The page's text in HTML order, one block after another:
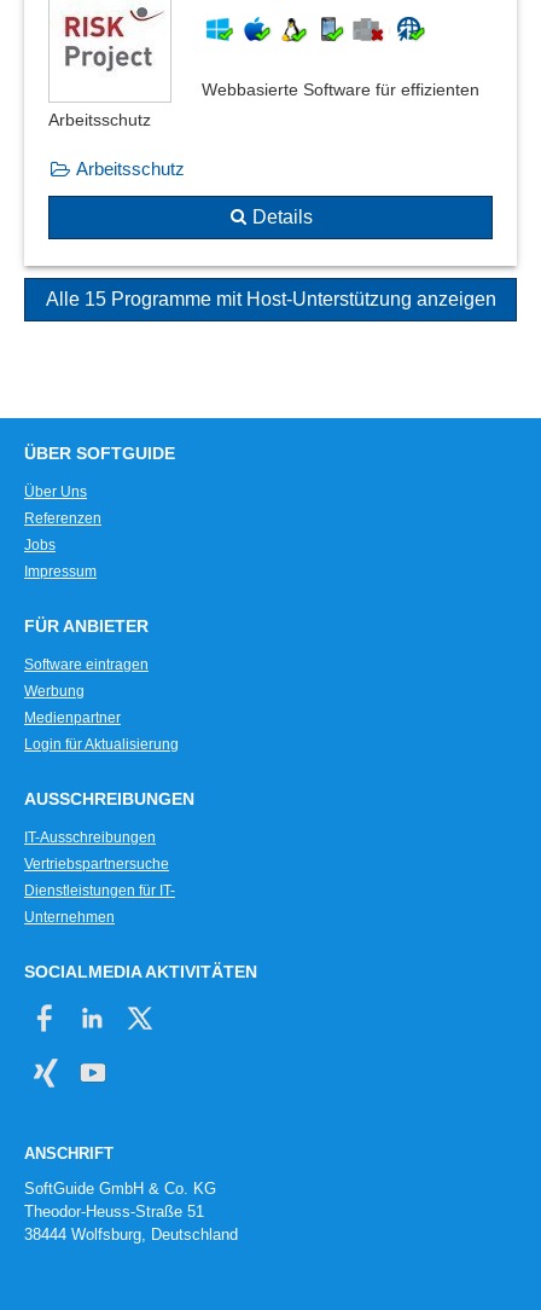
Webbasierte Software für effizienten
Arbeitsschutz
Arbeitsschutz
Details
Alle 15 Programme mit Host-Unterstützung anzeigen
ÜBER SOFTGUIDE
Über Uns
Referenzen
Jobs
Impressum
FÜR ANBIETER
Software eintragen
Werbung
Medienpartner
Login für Aktualisierung
AUSSCHREIBUNGEN
IT-Ausschreibungen
Vertriebspartnersuche
Dienstleistungen für IT-
Unternehmen
SOCIALMEDIA AKTIVITÄTEN
ANSCHRIFT
SoftGuide GmbH & Co. KG
Theodor-Heuss-Straße 51
38444 Wolfsburg, Deutschland